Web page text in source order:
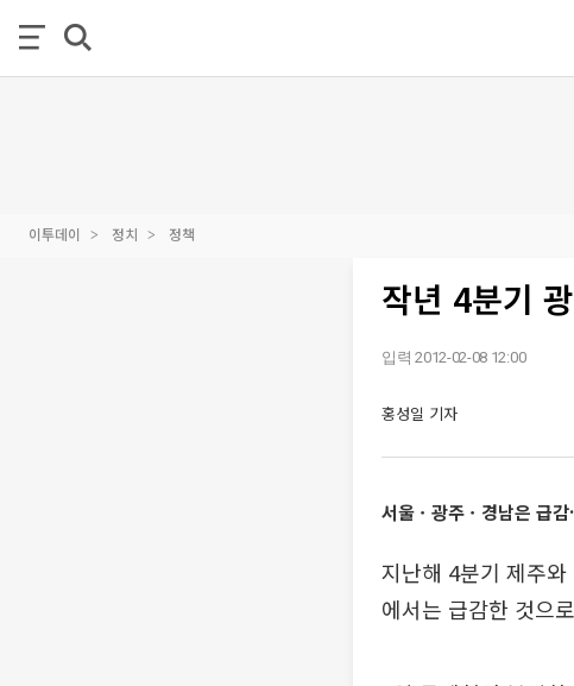
이투데이 정치 정책
작년 4분기
입력 2012-02-08 12:00
홍성일 기자
서울ㆍ광주ㆍ경남은 급
지난해 4분기 제주
에서는 급감한 것으